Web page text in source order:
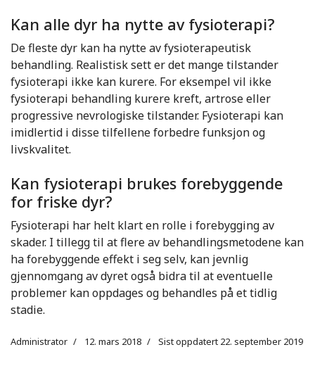
Kan alle dyr ha nytte av fysioterapi?
De fleste dyr kan ha nytte av fysioterapeutisk
behandling. Realistisk sett er det mange tilstander
fysioterapi ikke kan kurere. For eksempel vil ikke
fysioterapi behandling kurere kreft, artrose eller
progressive nevrologiske tilstander. Fysioterapi kan
imidlertid i disse tilfellene forbedre funksjon og
livskvalitet.
Kan fysioterapi brukes forebyggende
for friske dyr?
Fysioterapi har helt klart en rolle i forebygging av
skader. I tillegg til at flere av behandlingsmetodene kan
ha forebyggende effekt i seg selv, kan jevnlig
gjennomgang av dyret også bidra til at eventuelle
problemer kan oppdages og behandles på et tidlig
stadie.
Administrator 12. mars 2018 Sist oppdatert 22. september 2019